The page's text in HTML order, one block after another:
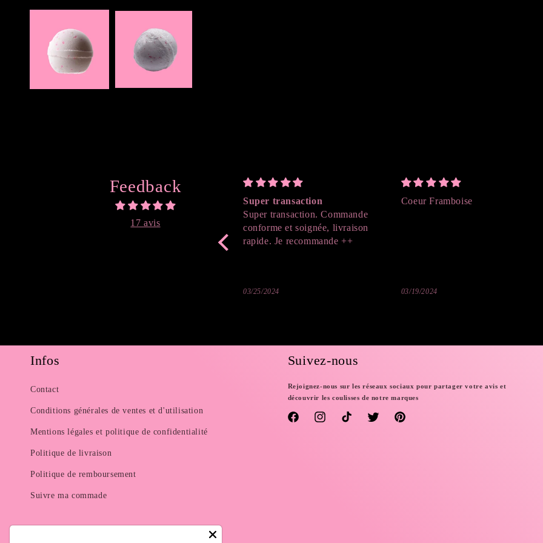
le
fenêtre
modale
Feedback
17 avis
Super transaction
Super transaction. Commande
conforme et soignée, livraison
rapide. Je recommande ++
03/25/2024
Coeur Framboise
03/19/2024
Infos
Contact
Conditions générales de ventes et d'utilisation
Mentions légales et politique de confidentialité
Politique de livraison
Politique de remboursement
Suivre ma commade
Suivez-nous
Rejoignez-nous sur les réseaux sociaux pour partager votre avis et
découvrir les coulisses de notre marques
FacebookInstagramTikTok Twitter Pinterest